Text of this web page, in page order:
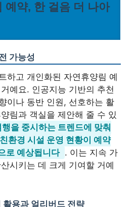
예약, 한 걸음 더 나아
가능성
하고 개인화된 자연휴양림 예
예요. 인공지능 기반의 추천
이나 동반 인원, 선호하는 활
림과 객실을 제안해 줄 수 있
을 중시하는 트렌드에 맞춰
환경 시설 운영 현황이 예약
로 예상됩니다 . 이는 지속 가
시키는 데 크게 기여할 거예
활용과 얼리버드 전략